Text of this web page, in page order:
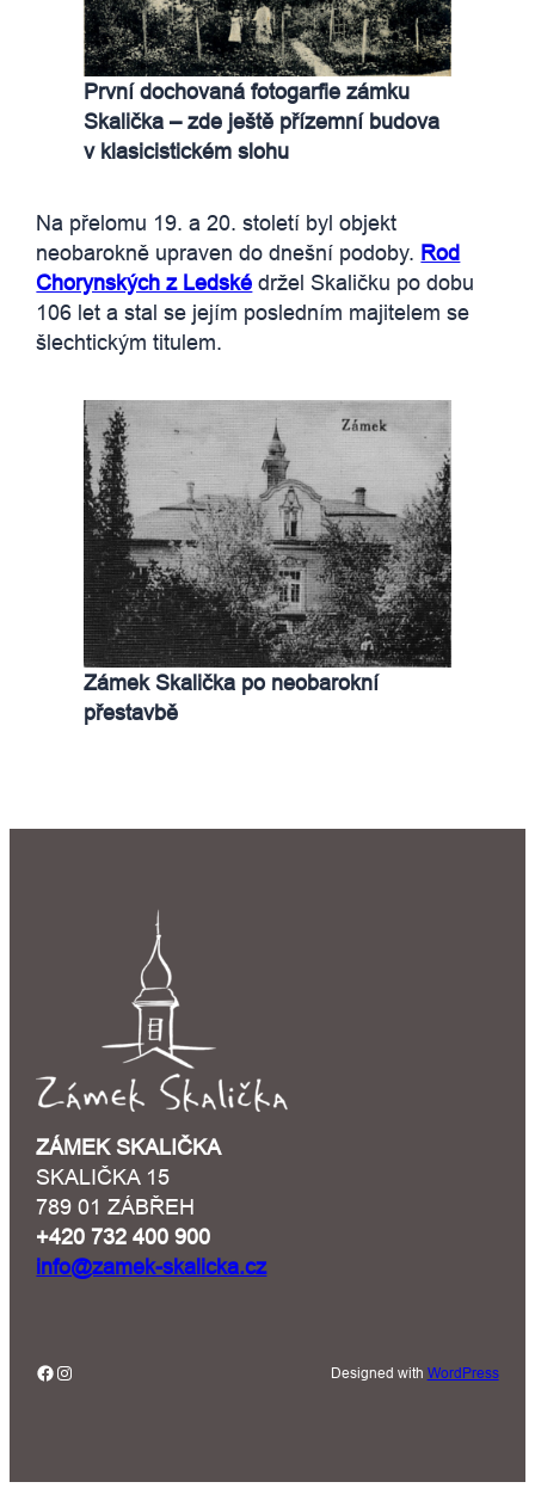
První dochovaná fotogarfie zámku
Skalička – zde ještě přízemní budova
v klasicistickém slohu
Na přelomu 19. a 20. století byl objekt
neobarokně upraven do dnešní podoby. Rod
Chorynských z Ledské držel Skaličku po dobu
106 let a stal se jejím posledním majitelem se
šlechtickým titulem.
Zámek Skalička po neobarokní
přestavbě
ZÁMEK SKALIČKA
SKALIČKA 15
789 01 ZÁBŘEH
+420 732 400 900
info@zamek-skalicka.cz
Facebook
Instagram Designed with WordPress